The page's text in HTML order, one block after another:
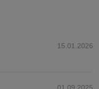
15.01.2026
01.09.2025